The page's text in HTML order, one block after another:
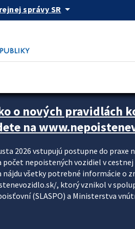
správy SR arrow_drop_down
upútavok
o nových
na
2026 vstupujú postupne do
nepoistených vozidiel v
nájdu všetky potrebné informácie o
, ktorý vznikol v
(SLASPO) a Ministerstva